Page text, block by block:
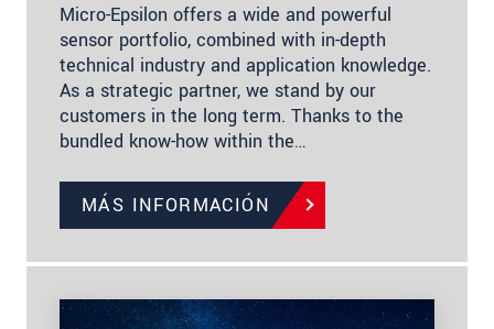
Micro-Epsilon offers a wide and powerful
sensor portfolio, combined with in-depth
technical industry and application knowledge.
As a strategic partner, we stand by our
customers in the long term. Thanks to the
bundled know-how within the…
MÁS INFORMACIÓN